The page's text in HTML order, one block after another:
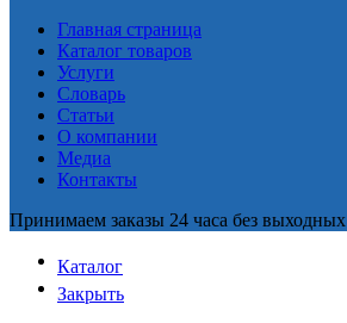
Главная страница
Каталог товаров
Услуги
Словарь
Статьи
О компании
Медиа
Контакты
Принимаем заказы 24 часа без выходных
Каталог
Закрыть